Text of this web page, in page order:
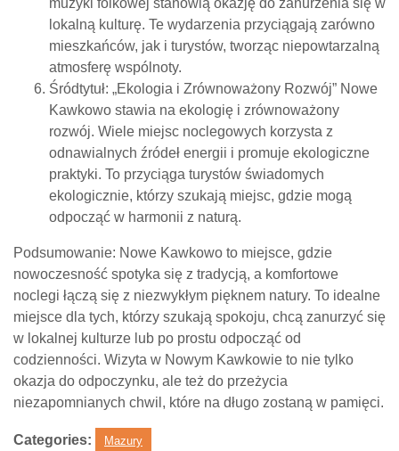
lokalną kulturę. Te wydarzenia przyciągają zarówno
mieszkańców, jak i turystów, tworząc niepowtarzalną
atmosferę wspólnoty.
Śródtytuł: „Ekologia i Zrównoważony Rozwój” Nowe
Kawkowo stawia na ekologię i zrównoważony
rozwój. Wiele miejsc noclegowych korzysta z
odnawialnych źródeł energii i promuje ekologiczne
praktyki. To przyciąga turystów świadomych
ekologicznie, którzy szukają miejsc, gdzie mogą
odpocząć w harmonii z naturą.
Podsumowanie: Nowe Kawkowo to miejsce, gdzie
nowoczesność spotyka się z tradycją, a komfortowe
noclegi łączą się z niezwykłym pięknem natury. To idealne
miejsce dla tych, którzy szukają spokoju, chcą zanurzyć się
w lokalnej kulturze lub po prostu odpocząć od
codzienności. Wizyta w Nowym Kawkowie to nie tylko
okazja do odpoczynku, ale też do przeżycia
niezapomnianych chwil, które na długo zostaną w pamięci.
Categories: Mazury